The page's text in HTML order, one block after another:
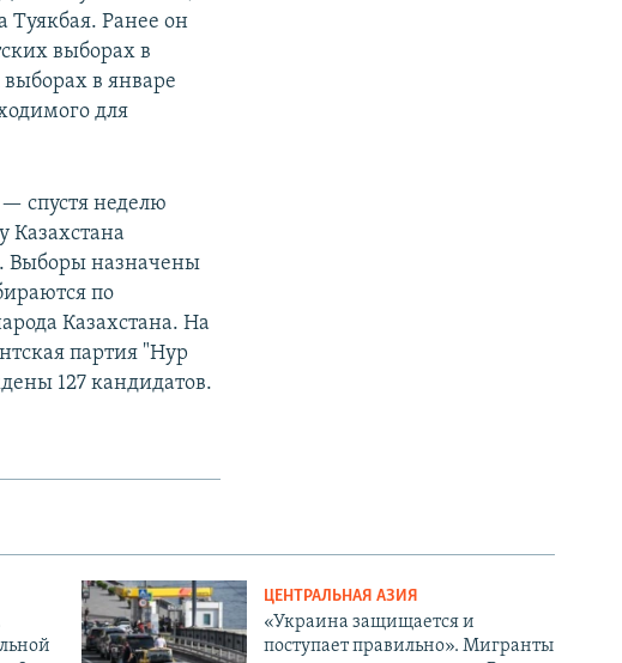
Туякбая. Ранее он
выборах в
в январе
для
спустя неделю
Казахстана
Выборы назначены
по
Казахстана. На
партия "Нур
127 кандидатов.
ЦЕНТРАЛЬНАЯ АЗИЯ
«Украина защищается и
поступает правильно». Мигранты